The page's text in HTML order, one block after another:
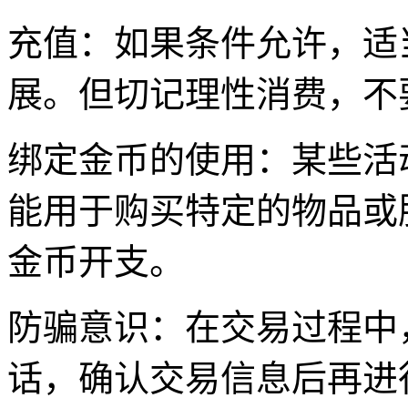
充值：如果条件允许，
展。但切记理性消费，
绑定金币的使用：某些
能用于购买特定的物品
金币开支。
防骗意识：在交易过程
话，确认交易信息后再